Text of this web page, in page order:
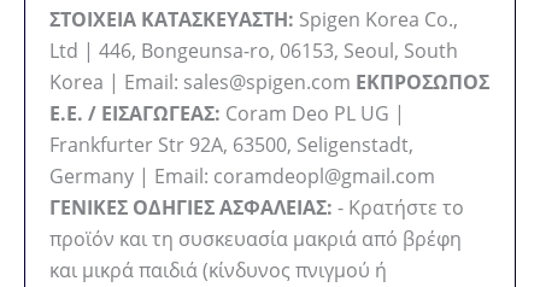
ΣΤΟΙΧΕΙΑ ΚΑΤΑΣΚΕΥΑΣΤΗ: Spigen Korea Co.,
Ltd | 446, Bongeunsa-ro, 06153, Seoul, South
Korea | Email: sales@spigen.com ΕΚΠΡΟΣΩΠΟΣ
Ε.Ε. / ΕΙΣΑΓΩΓΕΑΣ: Coram Deo PL UG |
Frankfurter Str 92A, 63500, Seligenstadt,
Germany | Email: coramdeopl@gmail.com
ΓΕΝΙΚΕΣ ΟΔΗΓΙΕΣ ΑΣΦΑΛΕΙΑΣ: - Κρατήστε το
προϊόν και τη συσκευασία μακριά από βρέφη
και μικρά παιδιά (κίνδυνος πνιγμού ή